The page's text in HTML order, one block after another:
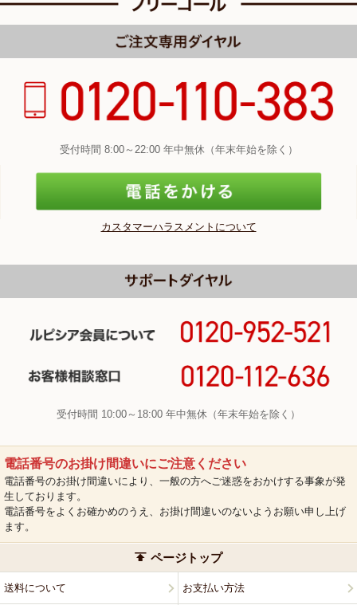
受付時間 8:00～22:00 年中無休（年末年始を除く）
カスタマーハラスメントについて
受付時間 10:00～18:00 年中無休（年末年始を除く）
電話番号のお掛け間違いにご注意ください
電話番号のお掛け間違いにより、一般の方へご迷惑をおかけする事象が発
生しております。
電話番号をよくお確かめのうえ、お掛け間違いのないようお願い申し上げ
ます。
ページトップ
送料について お支払い方法